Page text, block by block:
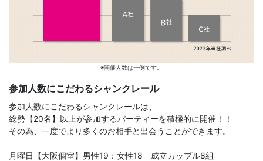
※開催人数は一例です。
参加人数にこだわるシャンクレール
参加人数にこだわるシャンクレールは、
総勢【20名】以上が参加するパーティーを積極的に開催！！
その為、一度でより多くのお相手と出会うことができます。
月曜日【大阪個室】男性19：女性18 成立カップル8組